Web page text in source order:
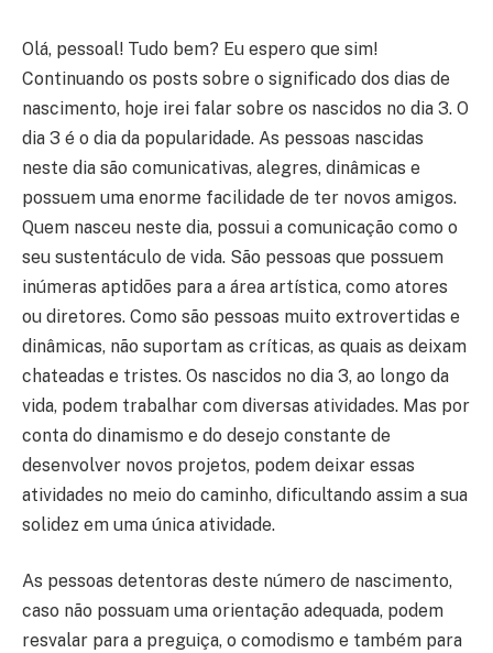
Olá, pessoal! Tudo bem? Eu espero que sim!
Continuando os posts sobre o significado dos dias de
nascimento, hoje irei falar sobre os nascidos no dia 3. O
dia 3 é o dia da popularidade. As pessoas nascidas
neste dia são comunicativas, alegres, dinâmicas e
possuem uma enorme facilidade de ter novos amigos.
Quem nasceu neste dia, possui a comunicação como o
seu sustentáculo de vida. São pessoas que possuem
inúmeras aptidões para a área artística, como atores
ou diretores. Como são pessoas muito extrovertidas e
dinâmicas, não suportam as críticas, as quais as deixam
chateadas e tristes. Os nascidos no dia 3, ao longo da
vida, podem trabalhar com diversas atividades. Mas por
conta do dinamismo e do desejo constante de
desenvolver novos projetos, podem deixar essas
atividades no meio do caminho, dificultando assim a sua
solidez em uma única atividade.
As pessoas detentoras deste número de nascimento,
caso não possuam uma orientação adequada, podem
resvalar para a preguiça, o comodismo e também para